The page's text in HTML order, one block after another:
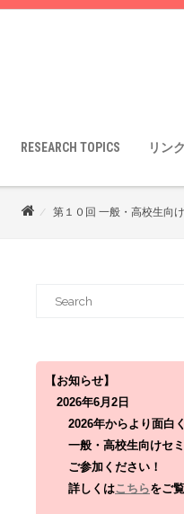
RESEARCH TOPICS リンク
第１０回 一般・高校生向
f
【お知らせ】
2026年6月2日
2026年からより面白
一般・高校生向けセ
ご参加ください！
詳しくはこちらをご